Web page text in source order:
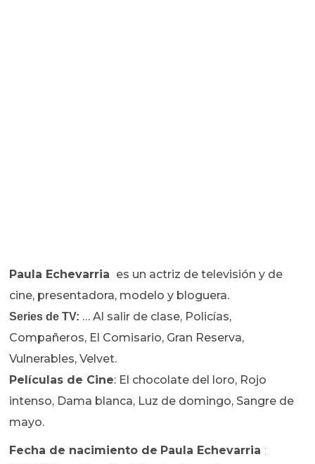
Paula Echevarria es un actriz de televisión y de
cine, presentadora, modelo y bloguera.
Series de TV: … Al salir de clase, Policías,
Compañeros, El Comisario, Gran Reserva,
Vulnerables, Velvet.
Películas de Cine: El chocolate del loro, Rojo
intenso, Dama blanca, Luz de domingo, Sangre de
mayo.
Fecha de nacimiento de Paula Echevarria :